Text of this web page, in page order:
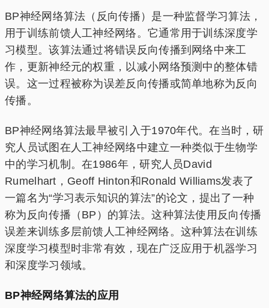
BP神经网络算法（反向传播）是一种监督学习算法，
用于训练前馈人工神经网络。它通常用于训练深度学
习模型。该算法通过将错误反向传播到网络中来工
作，更新神经元的权重，以减小网络预测中的整体错
误。这一过程被称为误差反向传播或简单地称为反向
传播。
BP神经网络算法最早被引入于1970年代。在当时，研
究人员试图在人工神经网络中建立一种类似于生物学
中的学习机制。在1986年，研究人员David
Rumelhart，Geoff Hinton和Ronald Williams发表了
一篇名为“学习表示知识的算法”的论文，提出了一种
称为反向传播（BP）的算法。这种算法使用反向传播
误差来训练多层前馈人工神经网络。这种算法在训练
深度学习模型时非常有效，现在广泛应用于机器学习
和深度学习领域。
BP神经网络算法的应用